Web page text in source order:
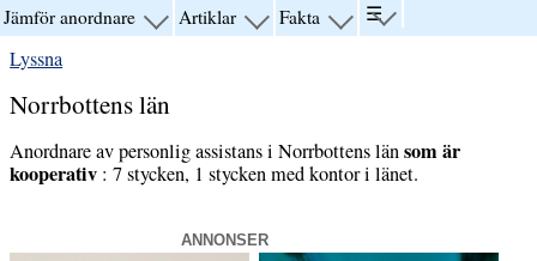
Jämför anordnare visa
anordnare”
Artiklar visa Fakta visa
☰visa
menyn
Lyssna
Norrbottens län
Anordnare av personlig assistans i Norrbottens länsom är
kooperativ : 7 stycken, 1 stycken med kontor i länet.
ANNONSER